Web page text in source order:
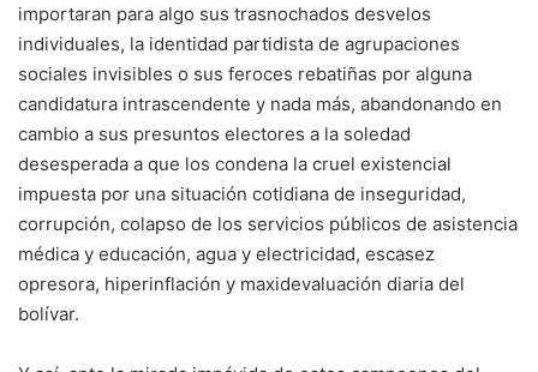
importaran para algo sus trasnochados desvelos
individuales, la identidad partidista de agrupaciones
sociales invisibles o sus feroces rebatiñas por alguna
candidatura intrascendente y nada más, abandonando en
cambio a sus presuntos electores a la soledad
desesperada a que los condena la cruel existencial
impuesta por una situación cotidiana de inseguridad,
corrupción, colapso de los servicios públicos de asistencia
médica y educación, agua y electricidad, escasez
opresora, hiperinflación y maxidevaluación diaria del
bolívar.